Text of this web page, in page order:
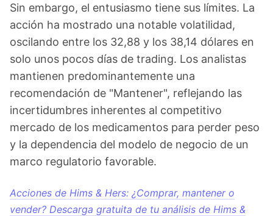
Sin embargo, el entusiasmo tiene sus límites. La
acción ha mostrado una notable volatilidad,
oscilando entre los 32,88 y los 38,14 dólares en
solo unos pocos días de trading. Los analistas
mantienen predominantemente una
recomendación de "Mantener", reflejando las
incertidumbres inherentes al competitivo
mercado de los medicamentos para perder peso
y la dependencia del modelo de negocio de un
marco regulatorio favorable.
Acciones de Hims & Hers: ¿Comprar, mantener o
vender? Descarga gratuita de tu análisis de Hims &